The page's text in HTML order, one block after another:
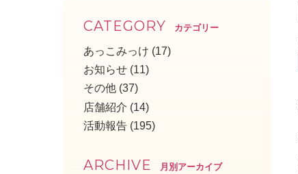
CATEGORY カテゴリー
あっこみっけ (17)
お知らせ (11)
その他 (37)
店舗紹介 (14)
活動報告 (195)
ARCHIVE 月別アーカイブ